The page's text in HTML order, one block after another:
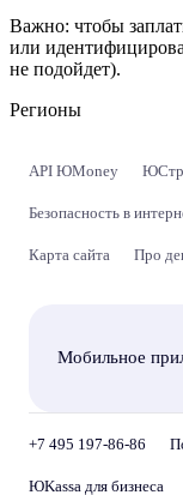
Важно: чтобы
или
не подойдет).
Регионы
API ЮMoney
Безопасность в
Карта сайта Про
Мобильное
+7 495 197-86-86
ЮKassa для бизнеса